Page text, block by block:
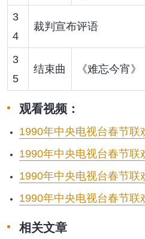
3
4
裁判宣布评语
3
5
结束曲 《难忘今宵》
观看视频：
1990年中央电视台春节联
1990年中央电视台春节联
1990年中央电视台春节联
1990年中央电视台春节联
相关文章